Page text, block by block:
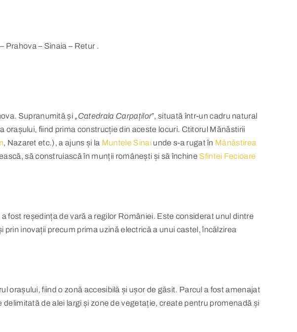
Prahova – Sinaia – Retur .
Supranumită și „Catedrala Carpaților”, situată într-un cadru natural
fiind prima construcție din aceste locuri. Ctitorul Mănăstirii
, Nazaret etc.), a ajuns și la Muntele Sinai unde s-a rugat în Mănăstirea
să construiască în munții românești și să închine Sfintei Fecioare
fost reședința de vară a regilor României. Este considerat unul dintre
inovații precum prima uzină electrică a unui castel, încălzirea
orașului, fiind o zonă accesibilă și ușor de găsit. Parcul a fost amenajat
de alei largi și zone de vegetație, create pentru promenadă și